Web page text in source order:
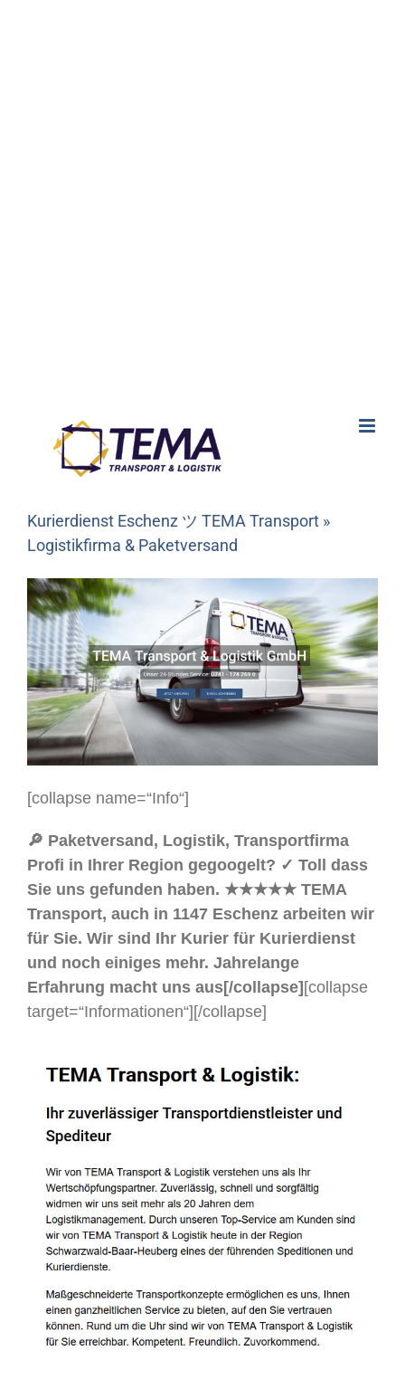
Kurierdienst Eschenz ツ TEMA Transport »
Logistikfirma & Paketversand
[collapse name=“Info“]
🔎 Paketversand, Logistik, Transportfirma
Profi in Ihrer Region gegoogelt? ✓ Toll dass
Sie uns gefunden haben. ★★★★★ TEMA
Transport, auch in 1147 Eschenz arbeiten wir
für Sie. Wir sind Ihr Kurier für Kurierdienst
und noch einiges mehr. Jahrelange
Erfahrung macht uns aus[/collapse] [collapse
target=“Informationen“] [/collapse]